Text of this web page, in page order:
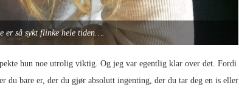
er så sykt flinke hele tiden….
hun noe utrolig viktig. Og jeg var egentlig klar over det. Fordi
du bare er, der du gjør absolutt ingenting, der du tar deg en is eller